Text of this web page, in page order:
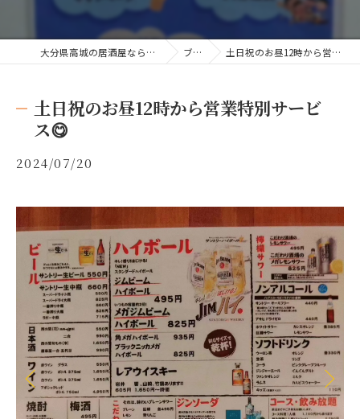
大分県高城の居酒屋ならうまか家 夢なりち ブログ 土日祝のお昼12時から営業特別サービス😋
土日祝のお昼12時から営業特別サービ
ス😋
2024/07/20